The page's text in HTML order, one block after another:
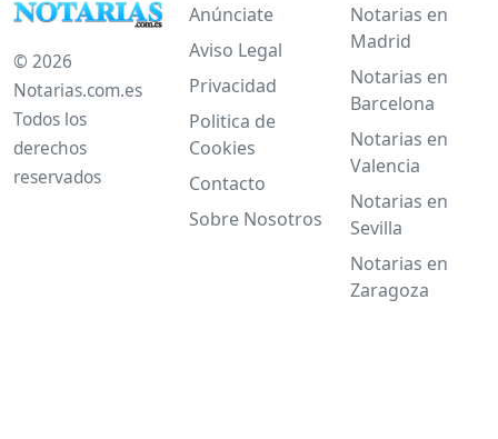
© 2026
Notarias.com.es
Todos los
derechos
reservados
Anúnciate
Aviso Legal
Privacidad
Politica de
Cookies
Contacto
Sobre Nosotros
Notarias en
Madrid
Notarias en
Barcelona
Notarias en
Valencia
Notarias en
Sevilla
Notarias en
Zaragoza